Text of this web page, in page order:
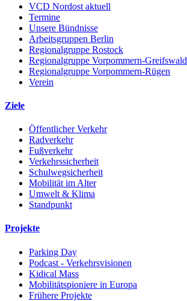
VCD Nordost aktuell
Termine
Unsere Bündnisse
Arbeitsgruppen Berlin
Regionalgruppe Rostock
Regionalgruppe Vorpommern-Greifswald
Regionalgruppe Vorpommern-Rügen
Verein
Ziele
Öffentlicher Verkehr
Radverkehr
Fußverkehr
Verkehrssicherheit
Schulwegsicherheit
Mobilität im Alter
Umwelt & Klima
Standpunkt
Projekte
Parking Day
Podcast - Verkehrsvisionen
Kidical Mass
Mobilitätspioniere in Europa
Frühere Projekte